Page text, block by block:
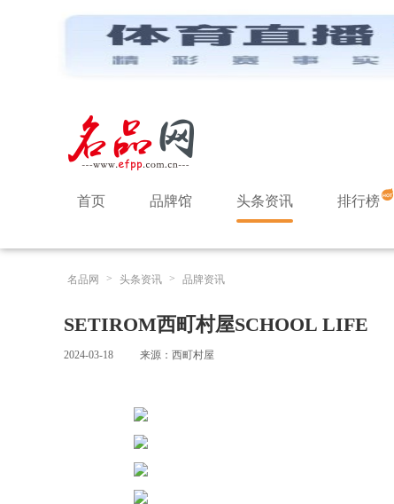
首页 品牌馆 头条资讯 排行榜
名品网 > 头条资讯 > 品牌资讯
SETIROM西町村屋SCHOOL LIFE
2024-03-18 来源：西町村屋